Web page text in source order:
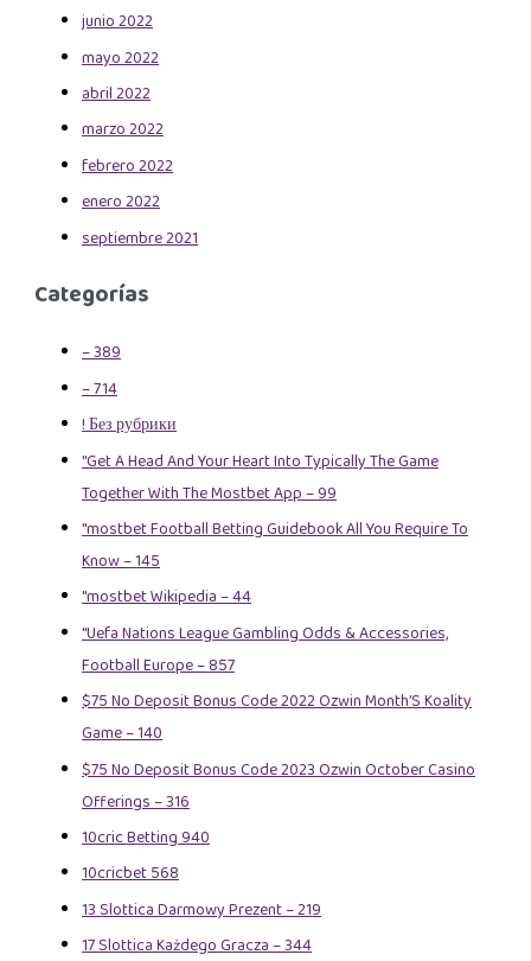
junio 2022
mayo 2022
abril 2022
marzo 2022
febrero 2022
enero 2022
septiembre 2021
Categorías
– 389
– 714
! Без рубрики
"Get A Head And Your Heart Into Typically The Game
Together With The Mostbet App – 99
"mostbet Football Betting Guidebook All You Require To
Know – 145
"mostbet Wikipedia – 44
"Uefa Nations League Gambling Odds & Accessories,
Football Europe – 857
$75 No Deposit Bonus Code 2022 Ozwin Month’S Koality
Game – 140
$75 No Deposit Bonus Code 2023 Ozwin October Casino
Offerings – 316
10cric Betting 940
10cricbet 568
13 Slottica Darmowy Prezent – 219
17 Slottica Każdego Gracza – 344